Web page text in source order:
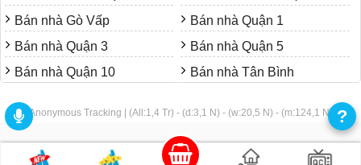
Bán nhà Gò Vấp
Bán nhà Quận 1
Bán nhà Quận 3
Bán nhà Quận 5
Bán nhà Quận 10
Bán nhà Tân Bình
Anonymous Tracking | (All:1,4 Tr) - (d:3,1 N) - (w:20,5 N) - (m:124,1 N) ?